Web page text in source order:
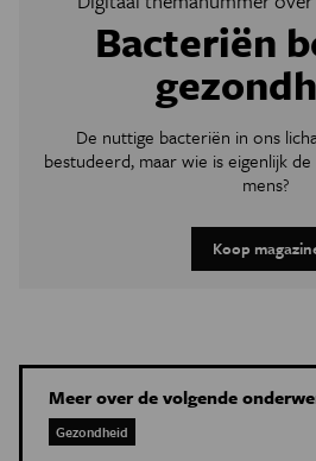
Bacteriën
De nuttige bacteriën in ons
bestudeerd, maar wie is eigenlijk
mens?
Koop
Meer over de volgende
Gezondheid